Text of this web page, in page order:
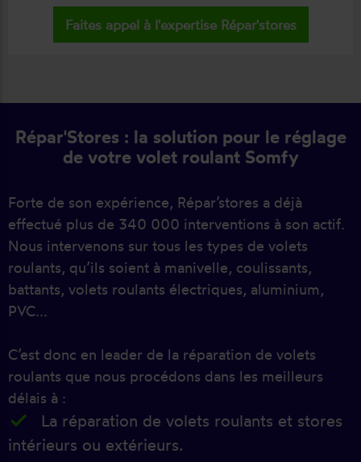
Faites appel à l'expertise Répar'stores
Répar'Stores : la solution pour le réglage
de votre volet roulant Somfy
Forte de son expérience, Répar’stores a déjà
effectué plus de 340 000 interventions à son actif.
Nous intervenons sur tous les types de volets
roulants, qu’ils soient à manivelle, coulissants,
battants, volets roulants électriques, aluminium,
PVC...
C’est donc en leader de la réparation de volets
roulants que nous procédons dans les meilleurs
délais à :
La réparation de volets roulants et stores
intérieurs ou extérieurs.